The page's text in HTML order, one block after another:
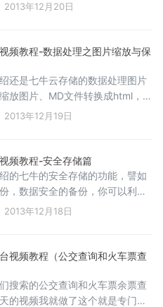
2013年12月20日
频教程-数据处理之图片缩放与保
还是七牛云存储的数据处理图片
放图片、MD文件转换成html，文
下载地址--主要讲如何通过官方
2013年12月19日
频教程-安全存储篇
的七牛的安全存储的功能，譬如
，数据安全的备份，你可以利用
的同步，当然也可以利用七牛做
2013年12月18日
视频教程（公交查询和火车票查
搜索的公交查询和火车票余票查
的视频我就做了这个就是专门的